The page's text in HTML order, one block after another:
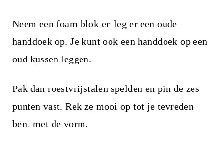
Neem een foam blok en leg er een oude
handdoek op. Je kunt ook een handdoek op een
oud kussen leggen.
Pak dan roestvrijstalen spelden en pin de zes
punten vast. Rek ze mooi op tot je tevreden
bent met de vorm.